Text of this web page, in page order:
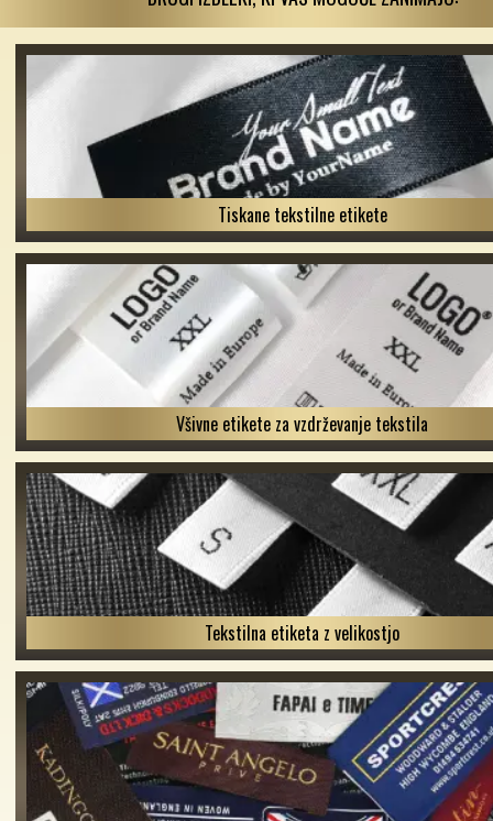
Tiskane tekstilne etikete
Všivne etikete za vzdrževanje tekstila
Tekstilna etiketa z velikostjo